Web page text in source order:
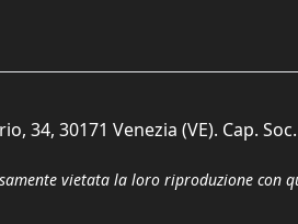
30171 Venezia (VE). Cap.
vietata la loro riproduzione con